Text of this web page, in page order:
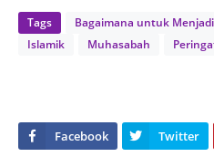
Tags Bagaimana untuk
Islamik
Muhasabah